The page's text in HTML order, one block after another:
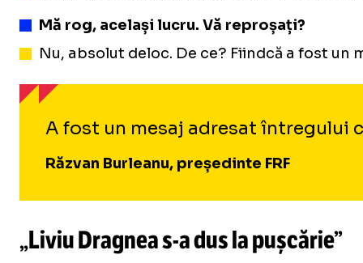
Mă rog, același lucru. Vă reproșați?
Nu, absolut deloc. De ce? Fiindcă a fost
A fost un mesaj adresat întregului
Răzvan Burleanu, președinte FRF
„Liviu Dragneas-adus la pușcărie”